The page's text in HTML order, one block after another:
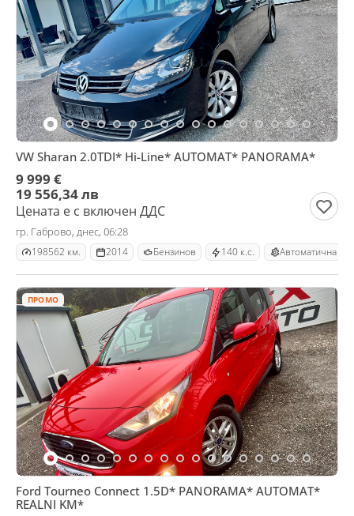
VW Sharan 2.0TDI* Hi-Line* AUTOMAT* PANORAMA*
9 999 €
19 556,34 лв
Цената е с включен ДДС
гр. Габрово, днес, 06:28
198562 км. 2014 Бензинов 140 к.с. Автоматична
ПРОМО
Ford Tourneo Connect 1.5D* PANORAMA* AUTOMAT*
REALNI KM*